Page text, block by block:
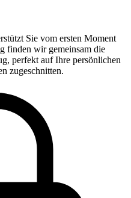
Sie vom ersten Moment
finden wir gemeinsam die
perfekt auf Ihre persönlichen
zugeschnitten.